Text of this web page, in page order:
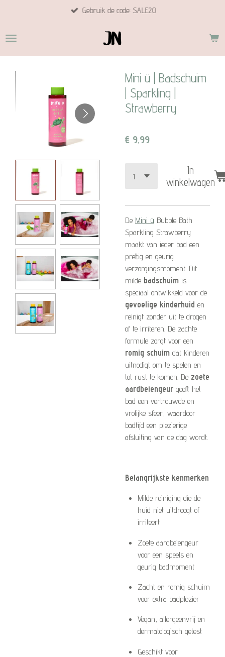
naar
hoofdinhoud
Gebruik de code: SALE20
Mini ü | Badschuim
| Sparkling |
Strawberry
€ 9,99
In
winkelwagen
De Mini ü Bubble Bath
Sparkling Strawberry
maakt van ieder bad een
prettig en geurig
verzorgingsmoment. Dit
milde badschuim is
speciaal ontwikkeld voor de
gevoelige kinderhuid en
reinigt zonder uit te drogen
of te irriteren. De zachte
formule zorgt voor een
romig schuim dat kinderen
uitnodigt om te spelen en
tot rust te komen. De zoete
aardbeiengeur geeft het
bad een vertrouwde en
vrolijke sfeer, waardoor
badtijd een plezierige
afsluiting van de dag wordt.
Belangrijkste kenmerken
Milde reiniging die de
huid niet uitdroogt of
irriteert
Zoete aardbeiengeur
voor een speels en
geurig badmoment
Zacht en romig schuim
voor extra badplezier
Vegan, allergeenvrij en
dermatologisch getest
Geschikt voor